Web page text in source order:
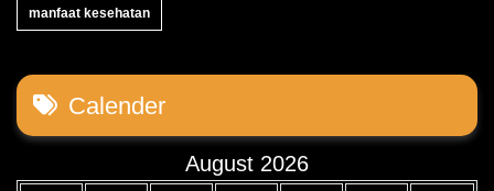
manfaat kesehatan
Calender
August 2026